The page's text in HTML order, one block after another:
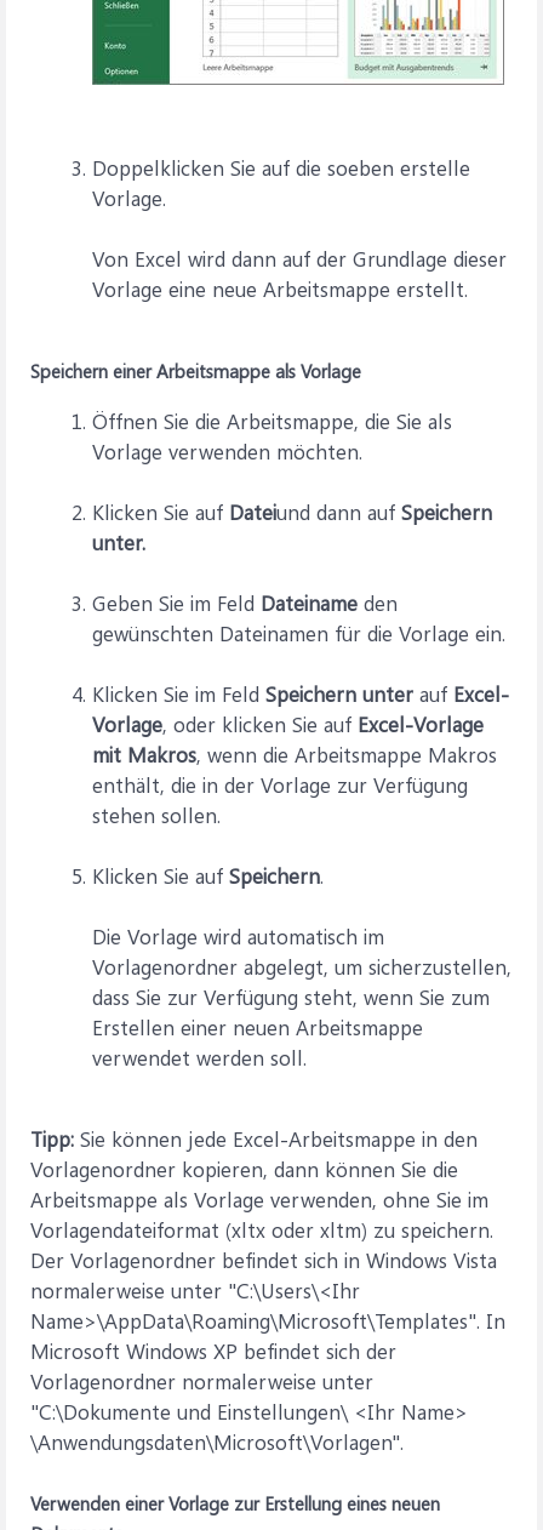
Doppelklicken Sie auf die soeben erstelle
Vorlage.
Von Excel wird dann auf der Grundlage dieser
Vorlage eine neue Arbeitsmappe erstellt.
Speichern einer Arbeitsmappe als Vorlage
Öffnen Sie die Arbeitsmappe, die Sie als
Vorlage verwenden möchten.
Klicken Sie auf Dateiund dann auf Speichern
unter.
Geben Sie im Feld Dateiname den
gewünschten Dateinamen für die Vorlage ein.
Klicken Sie im Feld Speichern unter auf Excel-
Vorlage, oder klicken Sie auf Excel-Vorlage
mit Makros, wenn die Arbeitsmappe Makros
enthält, die in der Vorlage zur Verfügung
stehen sollen.
Klicken Sie auf Speichern.
Die Vorlage wird automatisch im
Vorlagenordner abgelegt, um sicherzustellen,
dass Sie zur Verfügung steht, wenn Sie zum
Erstellen einer neuen Arbeitsmappe
verwendet werden soll.
Tipp: Sie können jede Excel-Arbeitsmappe in den
Vorlagenordner kopieren, dann können Sie die
Arbeitsmappe als Vorlage verwenden, ohne Sie im
Vorlagendateiformat (xltx oder xltm) zu speichern.
Der Vorlagenordner befindet sich in Windows Vista
normalerweise unter "C:\Users\<Ihr
Name>\AppData\Roaming\Microsoft\Templates". In
Microsoft Windows XP befindet sich der
Vorlagenordner normalerweise unter
"C:\Dokumente und Einstellungen\ <Ihr Name>
\Anwendungsdaten\Microsoft\Vorlagen".
Verwenden einer Vorlage zur Erstellung eines neuen